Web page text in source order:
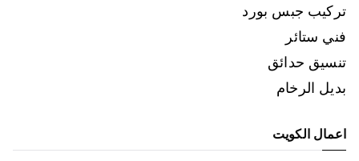
تركيب جبس بورد
فني ستائر
تنسيق حدائق
بديل الرخام
اعمال الكويت